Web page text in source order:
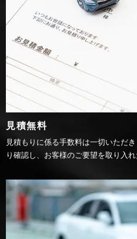
見積無料
見積もりに係る手数料は一切いただ
り確認し、お客様のご要望を取り入